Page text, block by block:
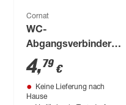
Cornat
WC-
Abgangsverbinder
weiß Ø 100/110 mm
4,79 €
Keine Lieferung nach
Hause